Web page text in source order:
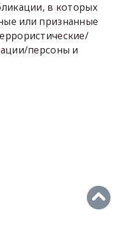
в которых
или признанные
персоны и